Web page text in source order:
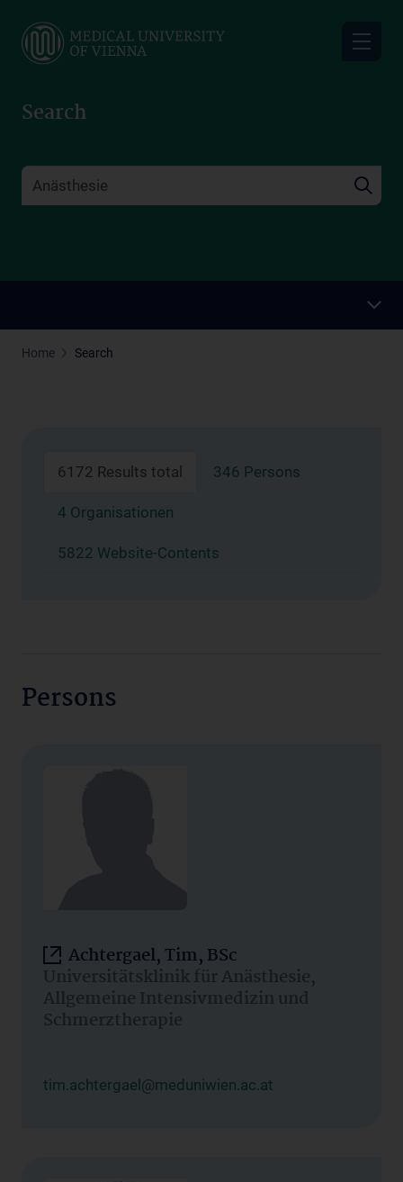
main
Search
Home Search
6172 Results total 346 Persons
4 Organisationen
5822 Website-Contents
Persons
Achtergael, Tim, BSc
Universitätsklinik für Anästhesie,
Allgemeine Intensivmedizin und
Schmerztherapie
tim.achtergael@meduniwien.ac.at